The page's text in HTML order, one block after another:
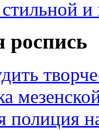
роспись
полиция